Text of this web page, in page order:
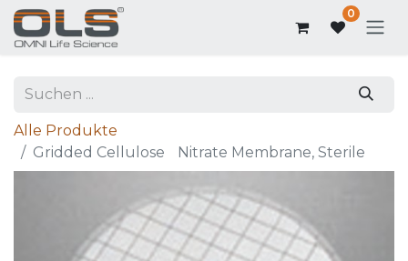
0
Alle Produkte
Gridded Cellulose Nitrate Membrane, Sterile